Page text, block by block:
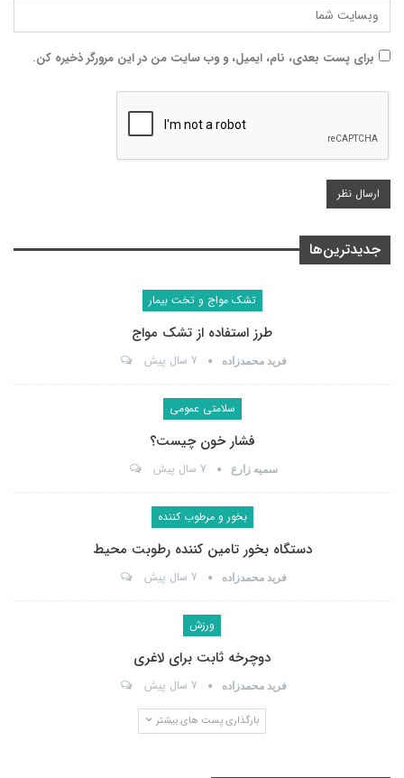
برای پست بعدی، نام، ایمیل، و وب سایت من در این مرورگر ذخیره کن.
جدیدترین‌ها
تشک مواج و تخت بیمار
طرز استفاده از تشک مواج
فرید محمدزاده 7 سال پیش
سلامتی عمومی
فشار خون چیست؟
سمیه زارع 7 سال پیش
بخور و مرطوب کننده
دستگاه بخور تامین کننده رطوبت محیط
فرید محمدزاده 7 سال پیش
ورزش
دوچرخه ثابت برای لاغری
فرید محمدزاده 7 سال پیش
بارگذاری پست های بیشتر